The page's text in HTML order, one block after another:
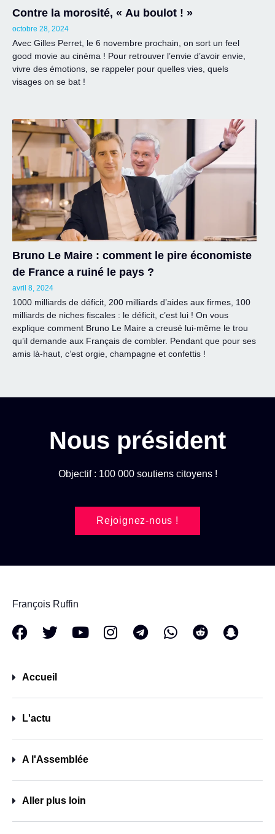
Contre la morosité, « Au boulot ! »
octobre 28, 2024
Avec Gilles Perret, le 6 novembre prochain, on sort un feel
good movie au cinéma ! Pour retrouver l’envie d’avoir envie,
vivre des émotions, se rappeler pour quelles vies, quels
visages on se bat !
Bruno Le Maire : comment le pire économiste
de France a ruiné le pays ?
avril 8, 2024
1000 milliards de déficit, 200 milliards d’aides aux firmes, 100
milliards de niches fiscales : le déficit, c’est lui ! On vous
explique comment Bruno Le Maire a creusé lui-même le trou
qu’il demande aux Français de combler. Pendant que pour ses
amis là-haut, c’est orgie, champagne et confettis !
Nous président
Objectif : 100 000 soutiens citoyens !
Rejoignez-nous !
François Ruffin
Accueil
L'actu
A l'Assemblée
Aller plus loin